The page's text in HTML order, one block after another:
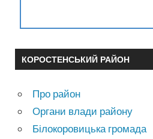
КОРОСТЕНСЬКИЙ РАЙОН
Про район
Органи влади району
Білокоровицька громада